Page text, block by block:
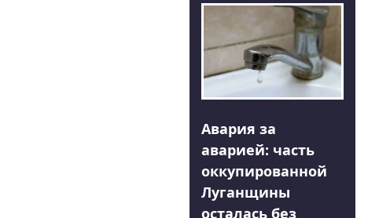
Авария за
аварией: часть
оккупированной
Луганщины
осталась без